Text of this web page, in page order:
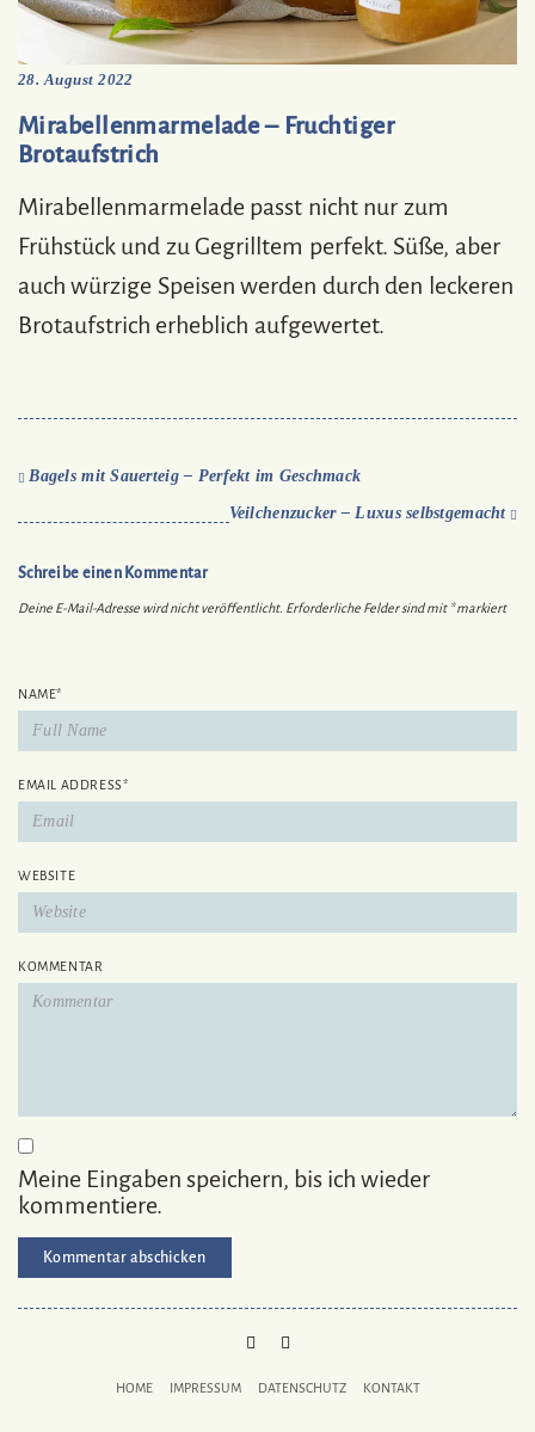
28. August 2022
Mirabellenmarmelade – Fruchtiger
Brotaufstrich
Mirabellenmarmelade passt nicht nur zum
Frühstück und zu Gegrilltem perfekt. Süße, aber
auch würzige Speisen werden durch den leckeren
Brotaufstrich erheblich aufgewertet.
Bagels mit Sauerteig – Perfekt im Geschmack
Veilchenzucker – Luxus selbstgemacht
Schreibe einen Kommentar
Deine E-Mail-Adresse wird nicht veröffentlicht. Erforderliche Felder sind mit *markiert
NAME*
EMAIL ADDRESS*
WEBSITE
KOMMENTAR
Meine Eingaben speichern, bis ich wieder
kommentiere.
TO
BUKECHI
HOME IMPRESSUM DATENSCHUTZ KONTAKT